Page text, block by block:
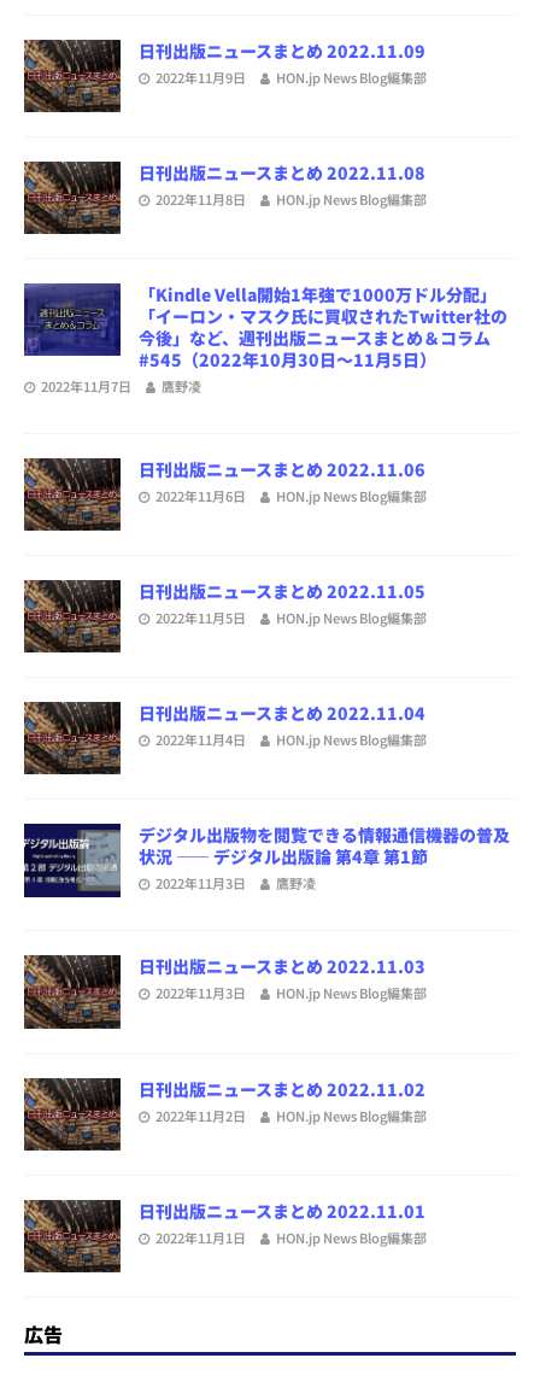
日刊出版ニュースまとめ 2022.11.09
2022年11月9日 HON.jp News Blog編集部
日刊出版ニュースまとめ 2022.11.08
2022年11月8日 HON.jp News Blog編集部
「Kindle Vella開始1年強で1000万ドル分配」
「イーロン・マスク氏に買収されたTwitter社の
今後」など、週刊出版ニュースまとめ＆コラム
#545（2022年10月30日～11月5日）
2022年11月7日 鷹野凌
日刊出版ニュースまとめ 2022.11.06
2022年11月6日 HON.jp News Blog編集部
日刊出版ニュースまとめ 2022.11.05
2022年11月5日 HON.jp News Blog編集部
日刊出版ニュースまとめ 2022.11.04
2022年11月4日 HON.jp News Blog編集部
デジタル出版物を閲覧できる情報通信機器の普及
状況 ―― デジタル出版論 第4章 第1節
2022年11月3日 鷹野凌
日刊出版ニュースまとめ 2022.11.03
2022年11月3日 HON.jp News Blog編集部
日刊出版ニュースまとめ 2022.11.02
2022年11月2日 HON.jp News Blog編集部
日刊出版ニュースまとめ 2022.11.01
2022年11月1日 HON.jp News Blog編集部
広告